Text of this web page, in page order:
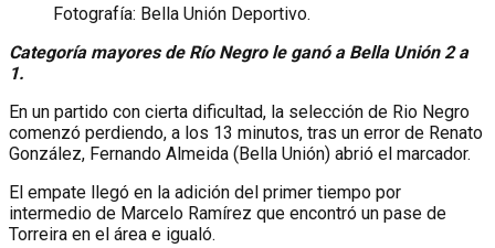
Fotografía: Bella Unión Deportivo.
Categoría mayores de Río Negro le ganó a Bella Unión 2 a
1.
En un partido con cierta dificultad, la selección de Rio Negro
comenzó perdiendo, a los 13 minutos, tras un error de Renato
González, Fernando Almeida (Bella Unión) abrió el marcador.
El empate llegó en la adición del primer tiempo por
intermedio de Marcelo Ramírez que encontró un pase de
Torreira en el área e igualó.